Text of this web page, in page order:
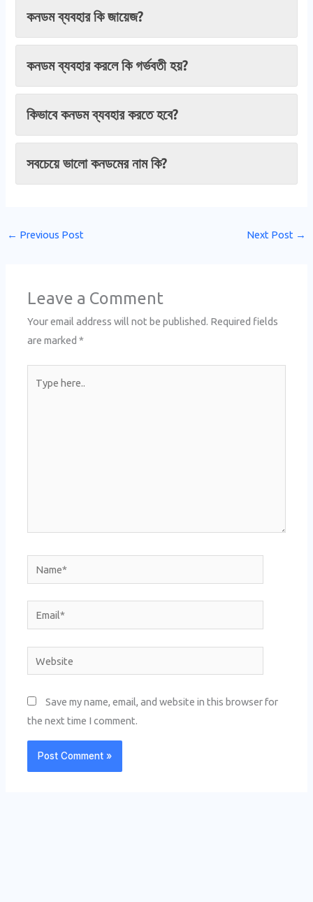
কনডম ব্যবহার কি জায়েজ?
কনডম ব্যবহার করলে কি গর্ভবতী হয়?
কিভাবে কনডম ব্যবহার করতে হবে?
সবচেয়ে ভালো কনডমের নাম কি?
← Previous Post Next Post →
Leave a Comment
Your email address will not be published. Required fields
are marked*
here..
Name*
Email*
Website
Save my name, email, and website in this browser for
the next time I comment.